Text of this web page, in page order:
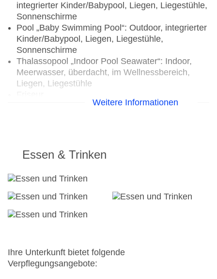
integrierter Kinder/Babypool, Liegen, Liegestühle,
Sonnenschirme
Pool „Baby Swimming Pool“: Outdoor, integrierter
Kinder/Babypool, Liegen, Liegestühle,
Sonnenschirme
Thalassopool „Indoor Pool Seawater“: Indoor,
Meerwasser, überdacht, im Wellnessbereich,
Liegen, Liegestühle
Internet: WLAN/WiFi, im gesamten Hotel
Concierge Service, Gepäckservice
Zahlungsarten: TUI Card / VISA, MasterCard
Haustiere nicht erlaubt
Parkmöglichkeiten: Stellplätze, nicht überdacht
Tagungseinrichtungen: klimatisierte
Coffee Breaks
Landeskategorie: 5 Sterne
Weitere Informationen
Essen & Trinken
Ihre Unterkunft bietet folgende
Verpflegungsangebote: